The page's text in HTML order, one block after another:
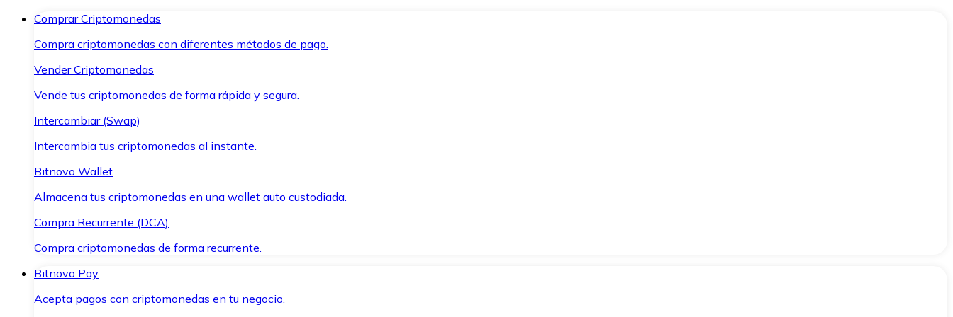
Comprar Criptomonedas
Compra criptomonedas con diferentes métodos de pago.
Vender Criptomonedas
Vende tus criptomonedas de forma rápida y segura.
Intercambiar (Swap)
Intercambia tus criptomonedas al instante.
Bitnovo Wallet
Almacena tus criptomonedas en una wallet auto custodiada.
Compra Recurrente (DCA)
Compra criptomonedas de forma recurrente.
Bitnovo Pay
Acepta pagos con criptomonedas en tu negocio.